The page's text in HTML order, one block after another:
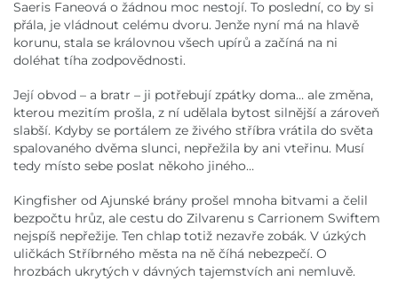
Saeris Faneová o žádnou moc nestojí. To poslední, co by si
přála, je vládnout celému dvoru. Jenže nyní má na hlavě
korunu, stala se královnou všech upírů a začíná na ni
doléhat tíha zodpovědnosti.
Její obvod – a bratr – ji potřebují zpátky doma… ale změna,
kterou mezitím prošla, z ní udělala bytost silnější a zároveň
slabší. Kdyby se portálem ze živého stříbra vrátila do světa
spalovaného dvěma slunci, nepřežila by ani vteřinu. Musí
tedy místo sebe poslat někoho jiného…
Kingfisher od Ajunské brány prošel mnoha bitvami a čelil
bezpočtu hrůz, ale cestu do Zilvarenu s Carrionem Swiftem
nejspíš nepřežije. Ten chlap totiž nezavře zobák. V úzkých
uličkách Stříbrného města na ně číhá nebezpečí. O
hrozbách ukrytých v dávných tajemstvích ani nemluvě.